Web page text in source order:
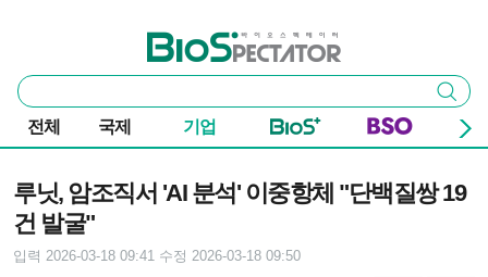
바이오스펙테이터
통
합
검
색
검색
전체 국제 기업
루닛, 암조직서 'AI 분석' 이중항체 "단백질쌍 19
건 발굴"
입력 2026-03-18 09:41 수정 2026-03-18 09:50